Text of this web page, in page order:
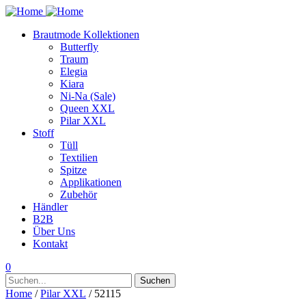
Brautmode Kollektionen
Butterfly
Traum
Elegia
Kiara
Ni-Na (Sale)
Queen XXL
Pilar XXL
Stoff
Tüll
Textilien
Spitze
Applikationen
Zubehör
Händler
B2B
Über Uns
Kontakt
0
Suchen
nach:
Suchen
Home /Pilar XXL / 52115